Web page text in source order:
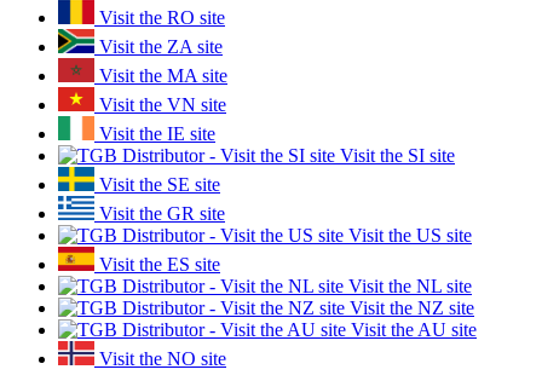
Visit the RO site
Visit the ZA site
Visit the MA site
Visit the VN site
Visit the IE site
Visit the SI site
Visit the SE site
Visit the GR site
Visit the US site
Visit the ES site
Visit the NL site
Visit the NZ site
Visit the AU site
Visit the NO site